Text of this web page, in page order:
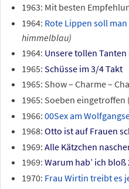
1963: Mit besten
1964: Rote Lippen soll
himmelblau)
1964: Unsere tollen
1965: Schüsse im 3/4 Takt
1965: Show – Charme –
1965: Soeben eingetroffen
1966: 00Sex am
1968: Otto ist auf Frauen
1969: Alle Kätzchen
1969: Warum hab’ ich bloß
1970: Frau Wirtin treibt es